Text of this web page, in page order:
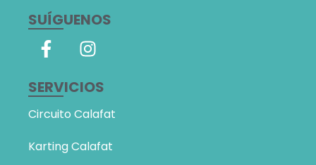
SUÍGUENOS
SERVICIOS
Circuito Calafat
Karting Calafat